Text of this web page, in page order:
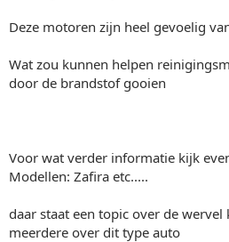
Deze motoren zijn heel gevoelig
Wat zou kunnen helpen
door de brandstof gooien
Voor wat verder informatie kijk
Modellen: Zafira etc.....
daar staat een topic over de wervel
meerdere over dit type auto